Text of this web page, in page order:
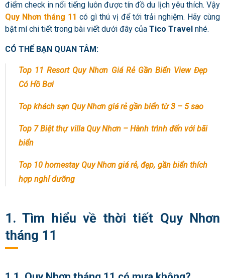
điểm check in nổi tiếng luôn được tín đồ du lịch yêu thích. Vậy
Quy Nhơn tháng 11 có gì thú vị để tới trải nghiệm. Hãy cùng
bật mí chi tiết trong bài viết dưới đây của Tico Travel nhé.
CÓ THỂ BẠN QUAN TÂM:
Top 11 Resort Quy Nhơn Giá Rẻ Gần Biển View Đẹp
Có Hồ Bơi
Top khách sạn Quy Nhơn giá rẻ gần biển từ 3 – 5 sao
Top 7 Biệt thự villa Quy Nhơn – Hành trình đến với bãi
biển
Top 10 homestay Quy Nhơn giá rẻ, đẹp, gần biển thích
hợp nghỉ dưỡng
1. Tìm hiểu về thời tiết Quy Nhơn
tháng 11